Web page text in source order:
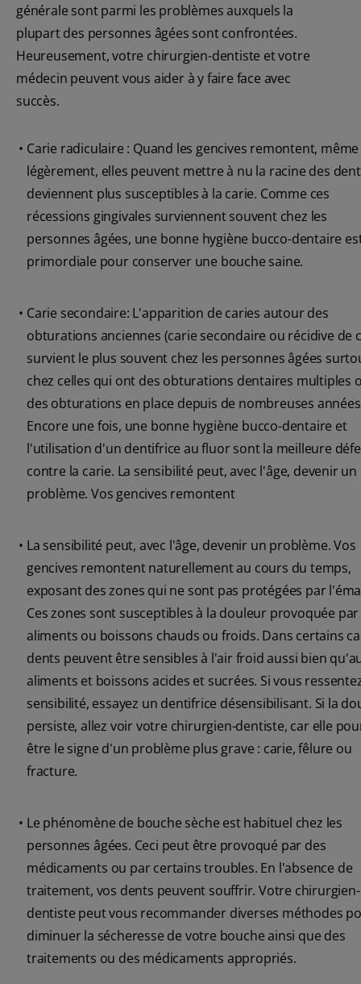
générale sont parmi les problèmes auxquels la
plupart des personnes âgées sont confrontées.
Heureusement, votre chirurgien-dentiste et votre
médecin peuvent vous aider à y faire face avec
succès.
• Carie radiculaire : Quand les gencives remontent, même
légèrement, elles peuvent mettre à nu la racine des
deviennent plus susceptibles à la carie. Comme ces
récessions gingivales surviennent souvent chez les
personnes âgées, une bonne hygiène bucco-dentaire
primordiale pour conserver une bouche saine.
• Carie secondaire: L'apparition de caries autour des
obturations anciennes (carie secondaire ou récidive de
survient le plus souvent chez les personnes âgées
chez celles qui ont des obturations dentaires multiples
des obturations en place depuis de nombreuses
Encore une fois, une bonne hygiène bucco-dentaire et
l'utilisation d'un dentifrice au fluor sont la meilleure
contre la carie. La sensibilité peut, avec l'âge, devenir un
problème. Vos gencives remontent
• La sensibilité peut, avec l'âge, devenir un problème. Vos
gencives remontent naturellement au cours du temps,
exposant des zones qui ne sont pas protégées par
Ces zones sont susceptibles à la douleur provoquée par
aliments ou boissons chauds ou froids. Dans certains
dents peuvent être sensibles à l'air froid aussi bien
aliments et boissons acides et sucrées. Si vous
sensibilité, essayez un dentifrice désensibilisant. Si la
persiste, allez voir votre chirurgien-dentiste, car elle
être le signe d'un problème plus grave : carie, fêlure ou
fracture.
• Le phénomène de bouche sèche est habituel chez les
personnes âgées. Ceci peut être provoqué par des
médicaments ou par certains troubles. En l'absence de
traitement, vos dents peuvent souffrir. Votre chirurgien-
dentiste peut vous recommander diverses méthodes
diminuer la sécheresse de votre bouche ainsi que des
traitements ou des médicaments appropriés.